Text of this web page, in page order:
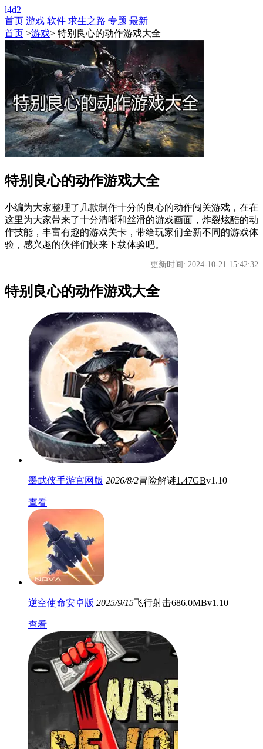
l4d2
首页 游戏 软件 求生之路 专题 最新
首页 >游戏> 特别良心的动作游戏大全
特别良心的动作游戏大全
小编为大家整理了几款制作十分的良心的动作闯关游戏，在在
这里为大家带来了十分清晰和丝滑的游戏画面，炸裂炫酷的动
作技能，丰富有趣的游戏关卡，带给玩家们全新不同的游戏体
验，感兴趣的伙伴们快来下载体验吧。
更新时间: 2024-10-21 15:42:32
特别良心的动作游戏大全
墨武侠手游官网版 2026/8/2冒险解谜1.47GBv1.10
查看
逆空使命安卓版 2025/9/15飞行射击686.0MBv1.10
查看